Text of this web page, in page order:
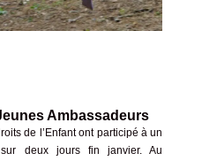
Ambassadeurs
de l’Enfant ont participé à un
deux jours fin janvier. Au